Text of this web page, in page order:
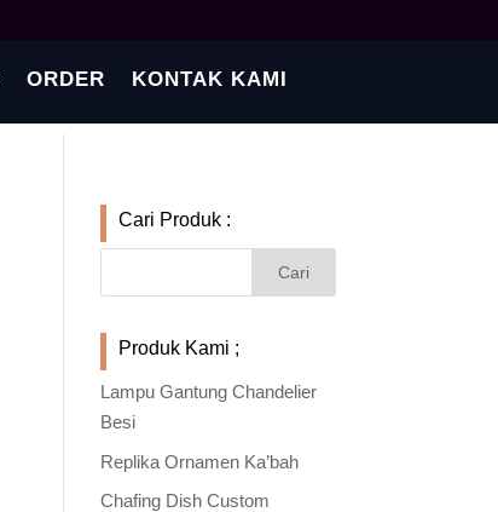
ORDER KONTAK KAMI
Cari Produk :
Produk Kami ;
Lampu Gantung Chandelier
Besi
Replika Ornamen Ka’bah
Chafing Dish Custom